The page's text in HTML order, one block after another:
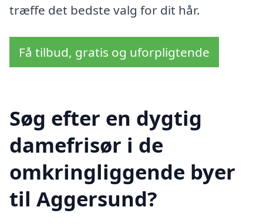
træffe det bedste valg for dit hår.
Få tilbud, gratis og uforpligtende
Søg efter en dygtig
damefrisør i de
omkringliggende byer
til Aggersund?